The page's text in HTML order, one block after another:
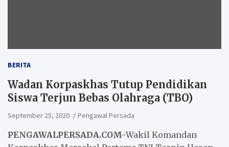
BERITA
Wadan Korpaskhas Tutup Pendidikan
Siswa Terjun Bebas Olahraga (TBO)
September 25, 2020 Pengawal Persada
PENGAWALPERSADA.COM-Wakil Komandan